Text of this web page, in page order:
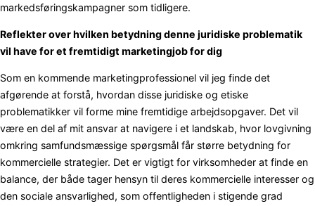
markedsføringskampagner som tidligere.
Reflekter over hvilken betydning denne juridiske problematik
vil have for et fremtidigt marketingjob for dig
Som en kommende marketingprofessionel vil jeg finde det
afgørende at forstå, hvordan disse juridiske og etiske
problematikker vil forme mine fremtidige arbejdsopgaver. Det vil
være en del af mit ansvar at navigere i et landskab, hvor lovgivning
omkring samfundsmæssige spørgsmål får større betydning for
kommercielle strategier. Det er vigtigt for virksomheder at finde en
balance, der både tager hensyn til deres kommercielle interesser og
den sociale ansvarlighed, som offentligheden i stigende grad